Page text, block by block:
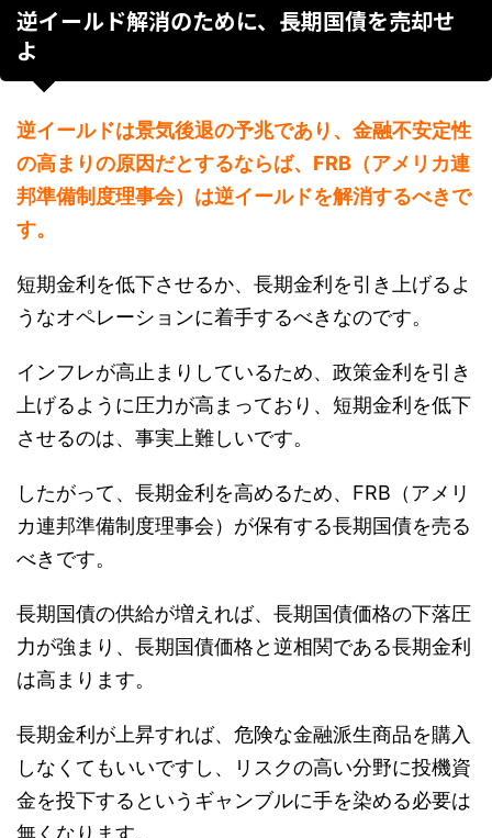
逆イールド解消のために、長期国債を売却せ
よ
逆イールドは景気後退の予兆であり、金融不安定性
の高まりの原因だとするならば、FRB（アメリカ連
邦準備制度理事会）は逆イールドを解消するべきで
す。
短期金利を低下させるか、長期金利を引き上げるよ
うなオペレーションに着手するべきなのです。
インフレが高止まりしているため、政策金利を引き
上げるように圧力が高まっており、短期金利を低下
させるのは、事実上難しいです。
したがって、長期金利を高めるため、FRB（アメリ
カ連邦準備制度理事会）が保有する長期国債を売る
べきです。
長期国債の供給が増えれば、長期国債価格の下落圧
力が強まり、長期国債価格と逆相関である長期金利
は高まります。
長期金利が上昇すれば、危険な金融派生商品を購入
しなくてもいいですし、リスクの高い分野に投機資
金を投下するというギャンブルに手を染める必要は
無くなります。